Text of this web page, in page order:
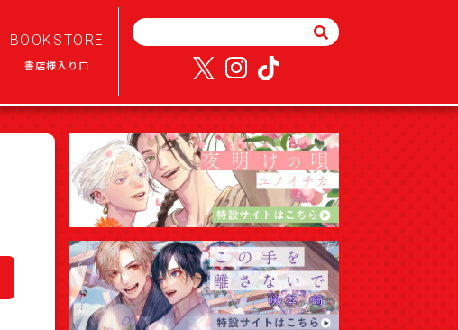
BOOKSTORE
書店様入り口